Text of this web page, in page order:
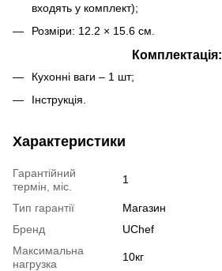
входять у комплект);
Розміри: 12.2 × 15.6 см.
Комплектація:
Кухонні ваги – 1 шт;
Інструкція.
Характеристики
Гарантійний
термін, міс.
1
Тип гарантії
Магазин
Бренд
UChef
Максимальна
нагрузка
10кг